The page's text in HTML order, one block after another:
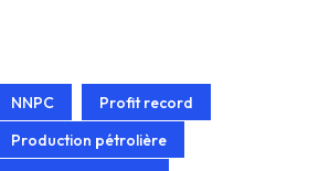
NNPC
Profit record
Production pétrolière